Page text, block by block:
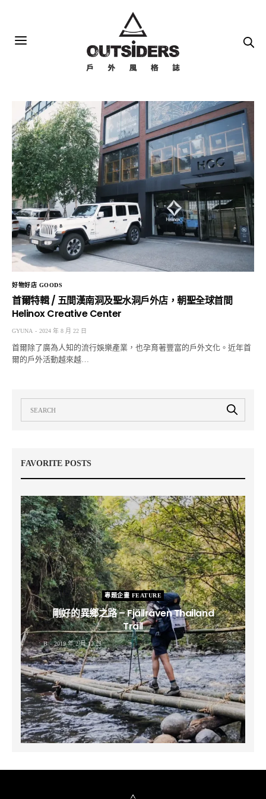
好物好店 GOODS
首爾特輯 / 五間漢南洞及聖水洞戶外店，朝聖全球首間
Helinox Creative Center
GYUNA 2024 年 8 月 22 日
首爾除了廣為人知的流行娛樂產業，也孕育著豐富的戶外文化。近年首
爾的戶外活動越來越…
FAVORITE POSTS
專題企畫 FEATURE
剛好的異鄉之路 – Fjällräven Thailand
Trail
B 2019 年 2 月 12 日